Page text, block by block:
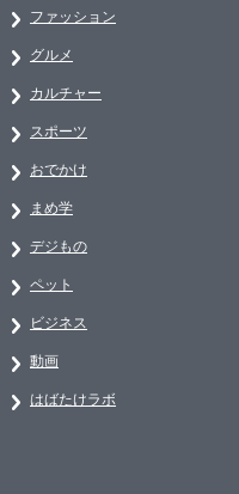
ファッション
グルメ
カルチャー
スポーツ
おでかけ
まめ学
デジもの
ペット
ビジネス
動画
はばたけラボ